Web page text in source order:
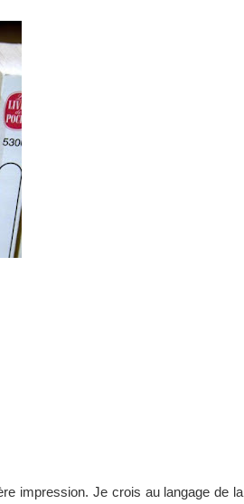
impression. Je crois au langage de la